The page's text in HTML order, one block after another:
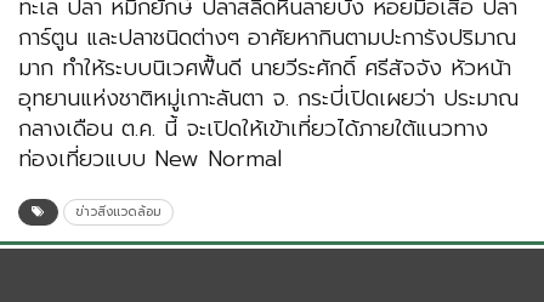
ทะเล ปลา หมึกยักษ์ ปลาสลิดหินลายบั้ง หอยมือเสือ ปลา
การ์ตูน และปลาชนิดต่างๆ อาศัยหากินตามปะการังปริมาณ
มาก ทำให้ระบบนิเวศฟื้นดี นายวีระศักดิ์ ศรีสัจจัง หัวหน้า
อุทยานแห่งชาติหมู่เกาะลันตา จ. กระบี่เปิดเผยว่า ประมาณ
กลางเดือน ต.ค. นี้ จะเปิดให้เข้าเที่ยวได้ภายใต้แนวทาง
ท่องเที่ยวแบบ New Normal
ข่าวสิ่งแวดล้อม